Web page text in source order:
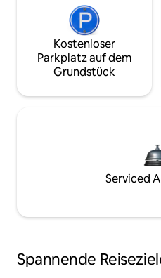
Kostenloser
Parkplatz auf dem
Grundstück
Serviced
Spannende